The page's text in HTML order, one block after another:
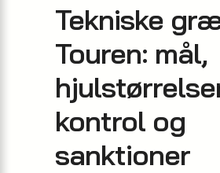
Tekniske
Touren: mål,
kontrol og
sanktioner